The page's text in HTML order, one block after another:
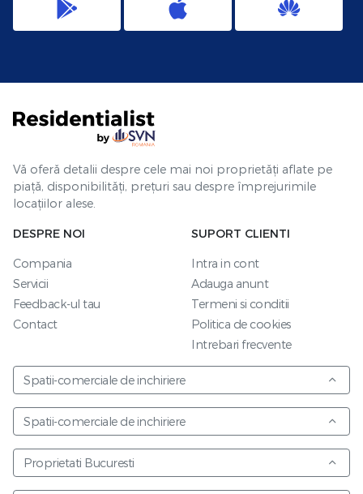
Vă oferă detalii despre cele mai noi proprietăți aflate pe
piață, disponibilități, prețuri sau despre împrejurimile
locațiilor alese.
DESPRE NOI
Compania
Servicii
Feedback-ul tau
Contact
SUPORT CLIENTI
Intra in cont
Adauga anunt
Termeni si conditii
Politica de cookies
Intrebari frecvente
Spatii-comerciale de inchiriere
Spatii-comerciale de inchiriere
Proprietati Bucuresti